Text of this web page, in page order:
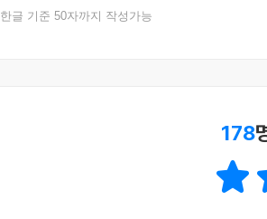
한글 기준 50자까지 작성가능
178